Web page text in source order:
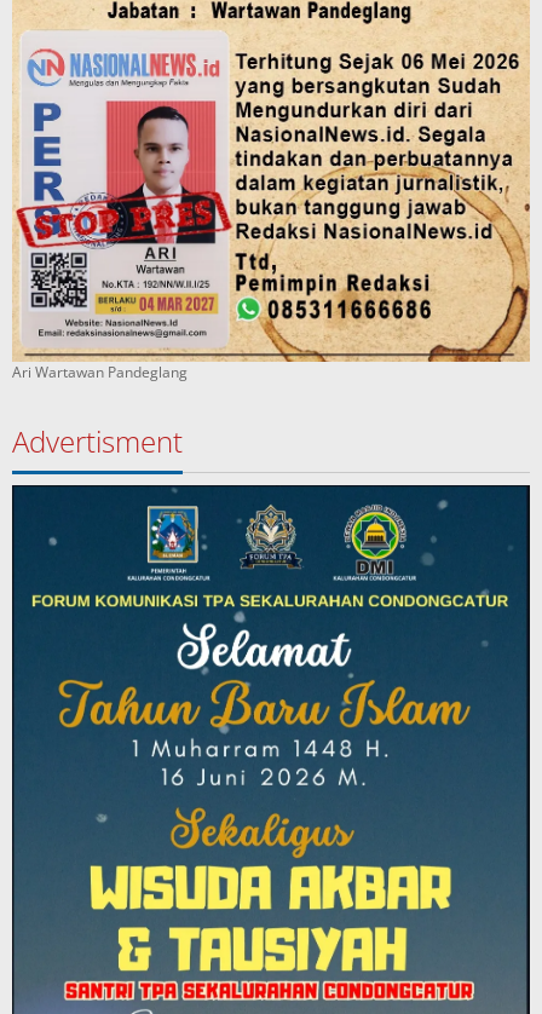
Ari Wartawan Pandeglang
Advertisment